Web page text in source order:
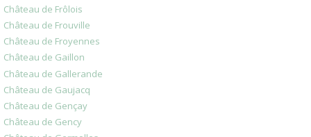
Château de Frôlois
Château de Frouville
Château de Froyennes
Château de Gaillon
Château de Gallerande
Château de Gaujacq
Château de Gençay
Château de Gency